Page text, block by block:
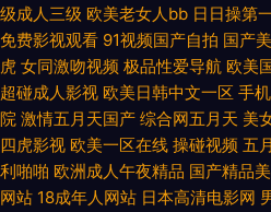
观看 操碰在线不卡 黄天堂av 蜜桃伊人久
音先锋看素人 91白丝美女视频 91大神最
品一区 麻豆51 色五月福利导航 伊人东京
线 91色天堂 91网站在线入口 97页国产精
级成人三级 欧美老女人bb 日日操第
免费影视观看 91视频国产自拍 国产
虎 女同激吻视频 极品性爱导航 欧美
超碰成人影视 欧美日韩中文一区 手
院 激情五月天国产 综合网五月天 美
四虎影视 欧美一区在线 操碰视频 五
利啪啪 欧洲成人午夜精品 国产精品
网站 18成年人网站 日本高清电影网